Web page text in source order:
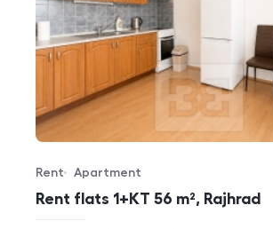
Rent flats 1+KT 56 m², Rajhrad
Offer type
Rent
Property type
Apartment